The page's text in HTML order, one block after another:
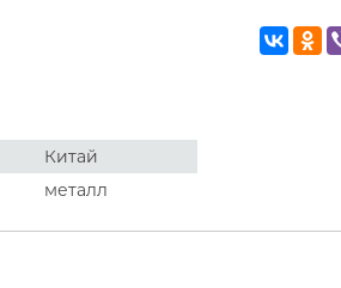
Китай
металл